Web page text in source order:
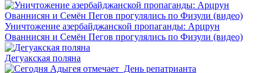
Уничтожение азербайджанской пропаганды: Арцрун
Ованнисян и Семён Пегов прогулялись по Физули (видео)
Дегуакская поляна